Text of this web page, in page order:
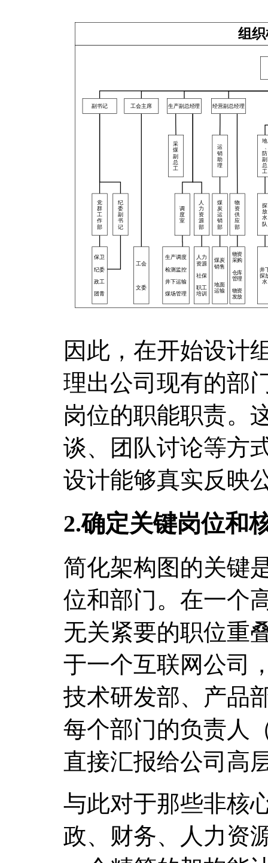
因此，在开始设计
理出公司现有的部
岗位的职能职责。
谈、团队讨论等方
设计能够真实反映
2.确定关键岗位和
简化架构图的关键
位和部门。在一个
无关紧要的职位重
于一个互联网公司
技术研发部、产品
每个部门的负责人
直接汇报给公司高
与此对于那些非核
政、财务、人力资